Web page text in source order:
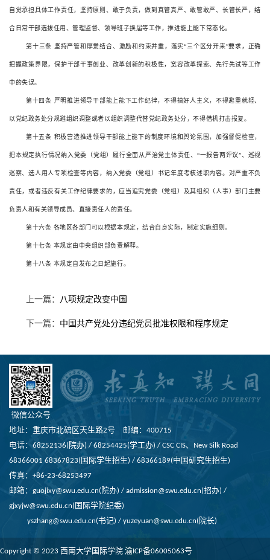
自觉承担具体工作责任，坚持原则、敢于负责，做到真管真严、敢管敢严、长管长严，结
合日常干部选拔任用、管理监督、领导班子换届等工作，推进能上能下常态化。
第十三条 坚持严管和厚爱结合、激励和约束并重，落实“三个区分开来”要求，正确
把握政策界限，保护干部干事创业、改革创新的积极性，宽容改革探索、先行先试等工作
中的失误。
第十四条 严明推进领导干部能上能下工作纪律，不得搞好人主义，不得避重就轻、
以党纪政务处分规避组织调整或者以组织调整代替党纪政务处分，不得借机打击报复。
第十五条 积极营造推进领导干部能上能下的制度环境和舆论氛围，加强督促检查，
把本规定执行情况纳入党委（党组）履行全面从严治党主体责任、 “一报告两评议”、巡视
巡察、选人用人专项检查等内容，纳入党委（党组）书记年度考核述职内容。对严重不负
责任，或者违反有关工作纪律要求的，应当追究党委（党组）及其组织（人事）部门主要
负责人和有关领导成员、直接责任人的责任。
第十六条 各地区各部门可以根据本规定，结合自身实际，制定实施细则。
第十七条 本规定由中央组织部负责解释。
第十八条 本规定自发布之日起施行。
上一篇： 八项规定改变中国
下一篇： 中国共产党处分违纪党员批准权限和程序规定
微信公众号
地址：重庆市北碚区天生路2号 邮编：400715
电话：68252136(院办) / 68254425(学工办) / CSC CIS、New Silk Road
68366001 68367823(国际学生招生) / 68366189(中国研究生招生)
传真：+86-23-68253497
邮箱：guojixy@swu.edu.cn(院办) / admission@swu.edu.cn(招办) /
gjxyjw@swu.edu.cn(国际学院纪委)
yszhang@swu.edu.cn(书记) / yuzeyuan@swu.edu.cn(院长)
Copyright © 2023 西南大学国际学院 渝ICP备06005063号